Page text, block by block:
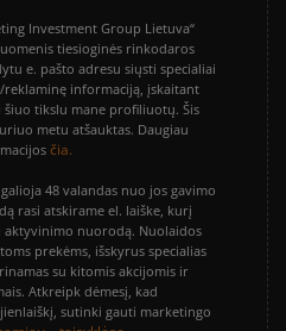
Investment Group Lietuva“
tiesioginės rinkodaros
e. pašto adresu siųsti specialiai
informaciją, įskaitant
tikslu mane profiliuotų. Šis
metu atšauktas. Daugiau
čia.
48 valandas nuo jos gavimo
rasi atskirame el. laiške, kurį
aktyvinimo nuorodą. Nuolaidos
prekėms, išskyrus specialias
su kitomis akcijomis ir
Atkreipk dėmesį, kad
sutinki gauti marketingo